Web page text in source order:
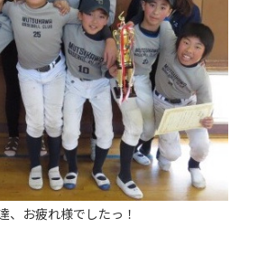
お疲れ様でしたっ！